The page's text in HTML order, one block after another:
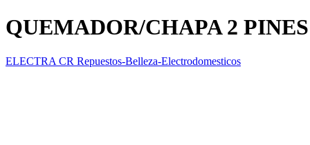
QUEMADOR/CHAPA 2
ELECTRA CR Repuestos-Belleza-Electrodomesticos